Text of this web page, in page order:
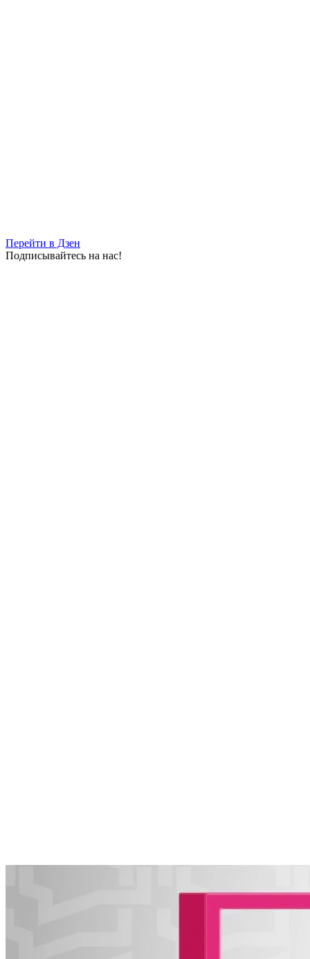
Перейти в Дзен
Подписывайтесь на нас!